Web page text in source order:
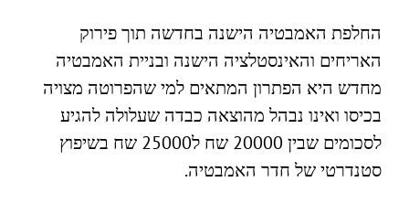
החלפת האמבטיה הישנה בחדשה תוך פירוק
האריחים והאינסטלציה הישנה ובניית האמבטיה
מחדש היא הפתרון המתאים למי שהפרוטה מצויה
בכיסו ואינו נבהל מהוצאה כבדה שעלולה להגיע
לסכומים שבין 20000 שח ל25000 שח בשיפוץ
סטנדרטי של חדר האמבטיה.